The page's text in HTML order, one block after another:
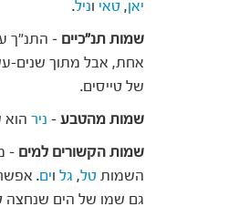
יאן,טאי וניל.
שמות תנ"כיים – התנ"ך
אחת, אבל מתוך שנים-
של טייסים.
שמות מהטבע – ניר
שמות הקשורים למים –
השמותטל, גל וים.
גם שמו של הים שנחצה